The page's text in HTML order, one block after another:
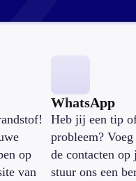
op
van
WhatsApp
Heb jij een tip
probleem?
de contacten op
stuur ons een